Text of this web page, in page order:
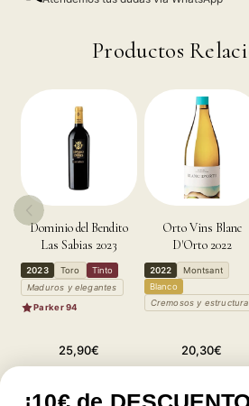
Productos
Dominio del Bendito
Las Sabias 2023
2023 Toro
Tinto
Maduros y elegantes
Parker 94
Precio
habitual
25,90€
cantidadcantidad
Orto Vins Blanc
D'Orto 2022
2022
Montsant
Blanco
Cremosos y
Precio
habitual
20,30€
cantidad